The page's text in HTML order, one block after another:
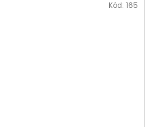
Kód: 165